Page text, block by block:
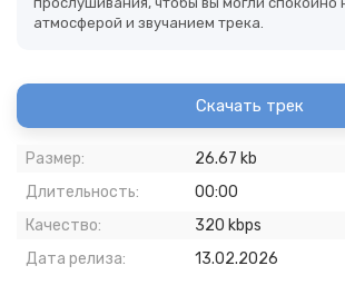
атмосферой и звучанием трека.
Скачать трек
Размер:
26.67 kb
Длительность:
00:00
Качество:
320 kbps
Дата релиза:
13.02.2026